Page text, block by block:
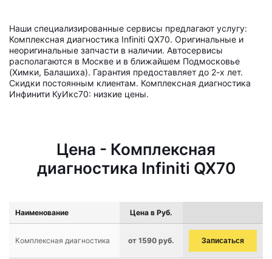
Наши специализированные сервисы предлагают услугу:
Комплексная диагностика Infiniti QX70. Оригинальные и
неоригинальные запчасти в наличии. Автосервисы
располагаются в Москве и в ближайшем Подмосковье
(Химки, Балашиха). Гарантия предоставляет до 2-х лет.
Скидки постоянным клиентам. Комплексная диагностика
Инфинити КуИкс70: низкие цены.
Цена - Комплексная
диагностика Infiniti QX70
Наименование Цена в Руб.
Комплексная диагностика от 1590 руб. Записаться